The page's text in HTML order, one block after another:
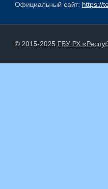
Официальный сайт: https://
© 2015-2025 ГБУ РХ